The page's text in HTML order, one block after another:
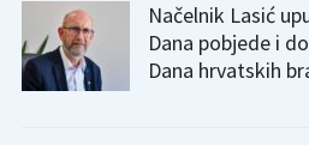
Načelnik Lasić
Dana pobjede i
Dana hrvatskih